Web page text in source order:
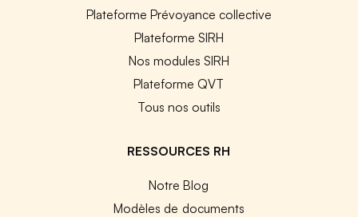
Plateforme Prévoyance collective
Plateforme SIRH
Nos modules SIRH
Plateforme QVT
Tous nos outils
RESSOURCES RH
Notre Blog
Modèles de documents